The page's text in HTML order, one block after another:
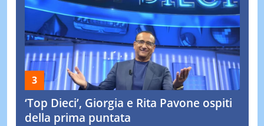
‘Top Dieci’, Giorgia e Rita Pavone ospiti
della prima puntata